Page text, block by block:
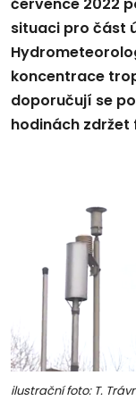
července 2022
situaci pro část
koncentrace
doporučují se
hodinách zdržet
ilustrační foto: T.